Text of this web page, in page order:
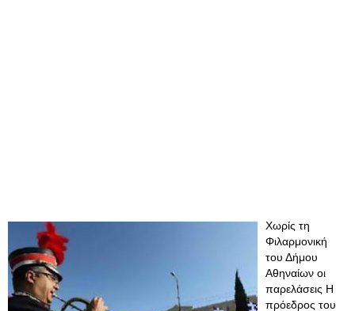
Χωρίς τη
Φιλαρμονική
του Δήμου
Αθηναίων οι
παρελάσεις Η
πρόεδρος του